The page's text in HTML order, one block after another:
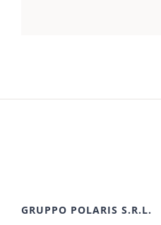
GRUPPO POLARIS S.R.L.